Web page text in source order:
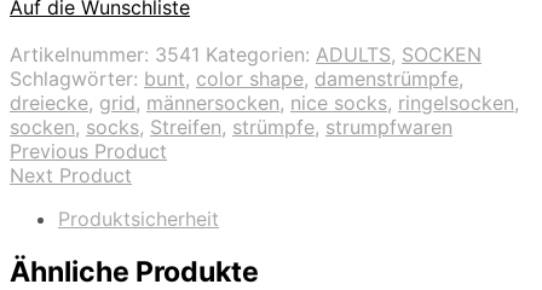
Auf die Wunschliste
Artikelnummer: 3541 Kategorien: ADULTS, SOCKEN
Schlagwörter: bunt, color shape, damenstrümpfe,
dreiecke, grid, männersocken, nice socks, ringelsocken,
socken, socks, Streifen, strümpfe, strumpfwaren
Previous Product
Next Product
Produktsicherheit
Ähnliche Produkte